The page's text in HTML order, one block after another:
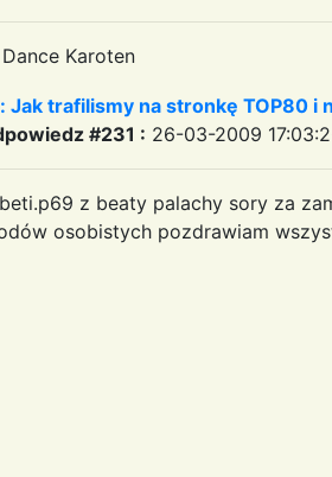
Karoten
Jak trafilismy na stronkę TOP80 i
#231 : 26-03-2009
beti.p69 z beaty palachy sory za
osobistych pozdrawiam